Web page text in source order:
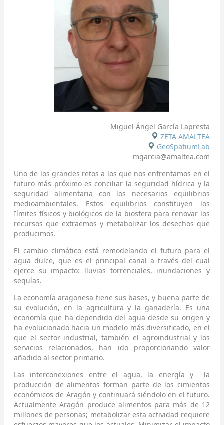
Miguel Ángel García Lapresta
ZETA AMALTEA
GeoSpatiumLab
mgarcia@amaltea.com
Uno de los grandes retos a los que nos enfrentamos en el
futuro más próximo es conciliar la seguridad hídrica y la
seguridad alimentaria con los necesarios equilibrios
medioambientales. Estos equilibrios constituyen los
Iímites físicos y biológicos de la biosfera para renovar los
recursos que extraemos y metabolizar los desechos que
producimos.
El cambio climático está remodelando el futuro para el
agua dulce, que es el principal canal a través del cual
ejerce su impacto: lluvias torrenciales, inundaciones y
sequías.
La economía aragonesa tiene sus bases, y buena parte de
su evolución, en la agricultura y la ganadería. Es una
economía que ha dependido del agua desde su origen y
ha evolucionado hacia un modelo más diversificado, en el
que el sector industrial, también el agroindustrial y los
servicios relacionados, han ido proporcionando valor
añadido al sector primario.
Las interconexiones entre el agua, la energía y la
producción de alimentos forman parte de los cimientos
económicos de Aragón y continuará siéndolo en el futuro.
Actualmente Aragón produce alimentos para más de 12
millones de personas; metabolizar esta actividad requiere